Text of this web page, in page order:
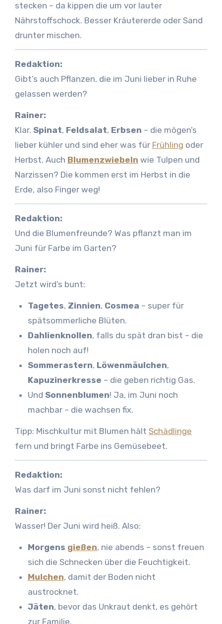
stecken – da kippen die um vor lauter
Nährstoffschock. Besser Kräutererde oder Sand
drunter mischen.
Redaktion:
Gibt’s auch Pflanzen, die im Juni lieber in Ruhe
gelassen werden?
Rainer:
Klar. Spinat, Feldsalat, Erbsen – die mögen’s
lieber kühler und sind eher was für Frühling oder
Herbst. Auch Blumenzwiebeln wie Tulpen und
Narzissen? Die kommen erst im Herbst in die
Erde, also Finger weg!
Redaktion:
Und die Blumenfreunde? Was pflanzt man im
Juni für Farbe im Garten?
Rainer:
Jetzt wird’s bunt:
Tagetes, Zinnien, Cosmea – super für
spätsommerliche Blüten.
Dahlienknollen, falls du spät dran bist – die
holen noch auf!
Sommerastern, Löwenmäulchen,
Kapuzinerkresse – die geben richtig Gas.
Und Sonnenblumen! Ja, im Juni noch
machbar – die wachsen fix.
Tipp: Mischkultur mit Blumen hält Schädlinge
fern und bringt Farbe ins Gemüsebeet.
Redaktion:
Was darf im Juni sonst nicht fehlen?
Rainer:
Wasser! Der Juni wird heiß. Also:
Morgens gießen, nie abends – sonst freuen
sich die Schnecken über die Feuchtigkeit.
Mulchen, damit der Boden nicht
austrocknet.
Jäten, bevor das Unkraut denkt, es gehört
zur Familie.